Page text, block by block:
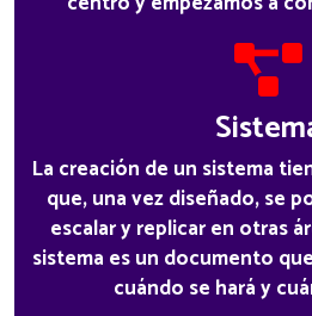
La creación de un sistema
que, una vez diseñado, se
escalar y replicar en otras
sistema es un documento
cuándo se hará y